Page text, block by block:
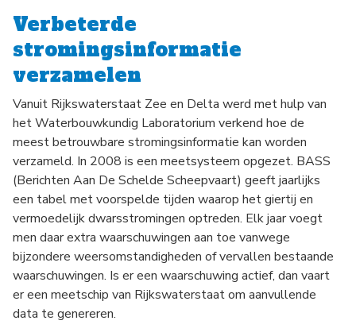
Verbeterde
stromingsinformatie
verzamelen
Vanuit Rijkswaterstaat Zee en Delta werd met hulp van
het Waterbouwkundig Laboratorium verkend hoe de
meest betrouwbare stromingsinformatie kan worden
verzameld. In 2008 is een meetsysteem opgezet. BASS
(Berichten Aan De Schelde Scheepvaart) geeft jaarlijks
een tabel met voorspelde tijden waarop het giertij en
vermoedelijk dwarsstromingen optreden. Elk jaar voegt
men daar extra waarschuwingen aan toe vanwege
bijzondere weersomstandigheden of vervallen bestaande
waarschuwingen. Is er een waarschuwing actief, dan vaart
er een meetschip van Rijkswaterstaat om aanvullende
data te genereren.